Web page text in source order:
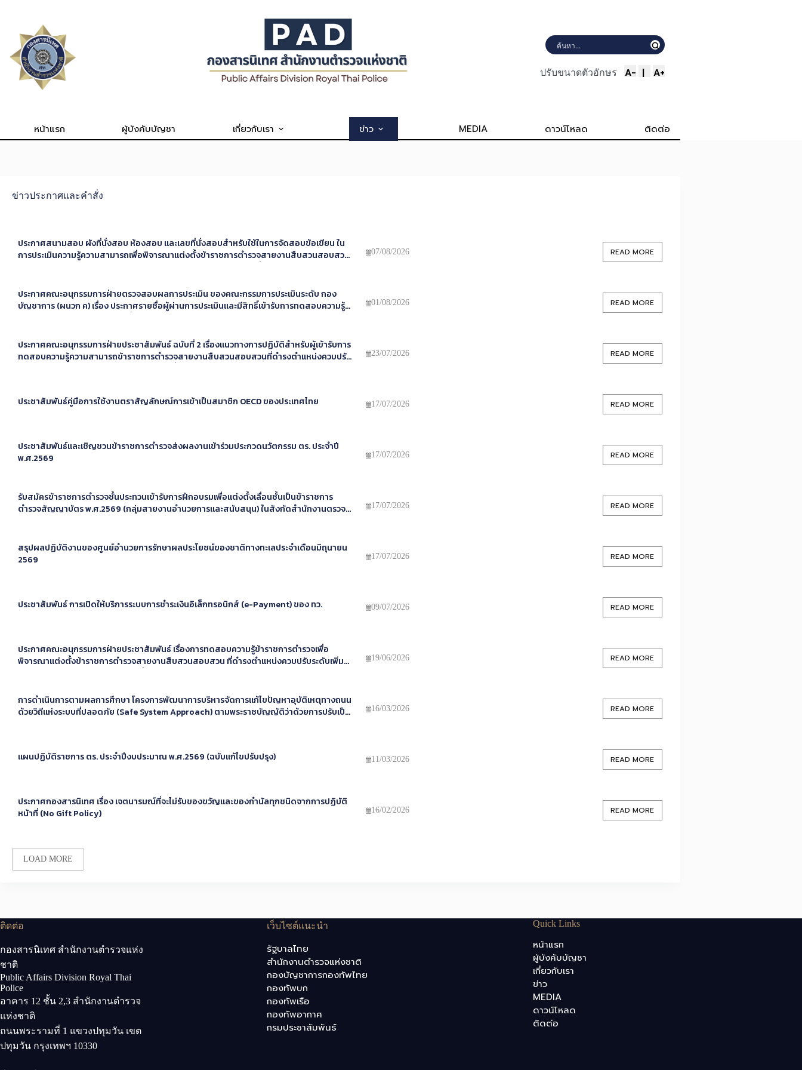
content
ปรับขนาดตัวอักษร A- | A+
หน้าแรก ผู้บังคับบัญชา เกี่ยวกับเรา ข่าว MEDIA ดาวน์โหลด ติดต่อ
ข่าวประกาศและคำสั่ง
ประกาศสนามสอบ ผังที่นั่งสอบ ห้องสอบ และเลขที่นั่งสอบสำหรับใช้ในการจัดสอบข้อเขียน ใน
การประเมินความรู้ความสามารถเพื่อพิจารณาแต่งตั้งข้าราชการตำรวจสายงานสืบสวนสอบสวน
07/08/2026 READ MORE
ประกาศคณะอนุกรรมการฝ่ายตรวจสอบผลการประเมิน ของคณะกรรมการประเมินระดับ กอง
บัญชาการ (ผนวก ค) เรื่อง ประกาศรายชื่อผู้ผ่านการประเมินและมีสิทธิ์เข้ารับการทดสอบความรู้
01/08/2026 READ MORE
ประกาศคณะอนุกรรมการฝ่ายประชาสัมพันธ์ ฉบับที่ 2 เรื่องแนวทางการปฏิบัติสำหรับผู้เข้ารับการ
ทดสอบความรู้ความสามารถข้าราชการตำรวจสายงานสืบสวนสอบสวนที่ดำรงตำแหน่งควบปรับ
23/07/2026 READ MORE
ประชาสัมพันธ์คู่มือการใช้งานตราสัญลักษณ์การเข้าเป็นสมาชิก OECD ของประเทศไทย 17/07/2026 READ MORE
ประชาสัมพันธ์และเชิญชวนข้าราชการตำรวจส่งผลงานเข้าร่วมประกวดนวัตกรรม ตร. ประจำปี
พ.ศ.2569
17/07/2026 READ MORE
รับสมัครข้าราชการตำรวจชั้นประทวนเข้ารับการฝึกอบรมเพื่อแต่งตั้งเลื่อนชั้นเป็นข้าราชการ
ตำรวจสัญญาบัตร พ.ศ.2569 (กลุ่มสายงานอำนวยการและสนับสนุน) ในสังกัดสำนักงานตรวจ
17/07/2026 READ MORE
สรุปผลปฏิบัติงานของศูนย์อำนวยการรักษาผลประโยชน์ของชาติทางทะเลประจำเดือนมิถุนายน
2569
17/07/2026 READ MORE
ประชาสัมพันธ์ การเปิดให้บริการระบบการชำระเงินอิเล็กทรอนิกส์ (e-Payment) ของ ทว. 09/07/2026 READ MORE
ประกาศคณะอนุกรรมการฝ่ายประชาสัมพันธ์ เรื่องการทดสอบความรู้ข้าราชการตำรวจเพื่อ
พิจารณาแต่งตั้งข้าราชการตำรวจสายงานสืบสวนสอบสวน ที่ดำรงตำแหน่งควบปรับระดับเพิ่ม
19/06/2026 READ MORE
การดำเนินการตามผลการศึกษา โครงการพัฒนาการบริหารจัดการแก้ไขปัญหาอุบัติเหตุทางถนน
ด้วยวิถีแห่งระบบที่ปลอดภัย (Safe System Approach) ตามพระราชบัญญัติว่าด้วยการปรับเป็น
16/03/2026 READ MORE
แผนปฏิบัติราชการ ตร. ประจำปีงบประมาณ พ.ศ.2569 (ฉบับแก้ไขปรับปรุง) 11/03/2026 READ MORE
ประกาศกองสารนิเทศ เรื่อง เจตนารมณ์ที่จะไม่รับของขวัญและของกำนัลทุกชนิดจากการปฏิบัติ
หน้าที่ (No Gift Policy)
16/02/2026 READ MORE
LOAD MORE
ติดต่อ
กองสารนิเทศ สำนักงานตำรวจแห่ง
ชาติ
Public Affairs Division Royal Thai
Police
อาคาร 12 ชั้น 2,3 สำนักงานตำรวจ
แห่งชาติ
ถนนพระรามที่ 1 แขวงปทุมวัน เขต
ปทุมวัน กรุงเทพฯ 10330
เว็บไซต์แนะนำ
รัฐบาลไทย
สำนักงานตำรวจแห่งชาติ
กองบัญชาการกองทัพไทย
กองทัพบก
กองทัพเรือ
กองทัพอากาศ
กรมประชาสัมพันธ์
Quick Links
หน้าแรก
ผู้บังคับบัญชา
เกี่ยวกับเรา
ข่าว
MEDIA
ดาวน์โหลด
ติดต่อ